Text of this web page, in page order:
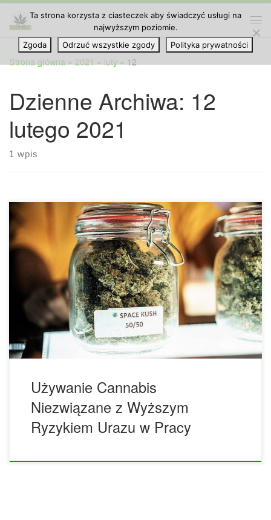
Przejdź do treści
Strona główna » 2021 » luty » 12
Dzienne Archiwa: 12
lutego 2021
1 wpis
Badanie: Używanie cannabis w ubiegłym roku nie było
związane z wyższym ryzykiem wystąpienia urazu w miejscu
pracy. Według danych opublikowanych w czasopiśmie
Occupational Medicine osoby, które zażywały konopie
indyjskie w ciągu ostatniego roku, nie były bardziej
narażone na jakiekolwiek ryzyko w miejscu pracy niż osoby
nie stosujące marihuany. Zespół naukowców z Wydziału
Medycyny Pracy Uniwersytetu w Toronto ocenił związek
między […]
Używanie Cannabis
Niezwiązane z Wyższym
Ryzykiem Urazu w Pracy
Ta strona korzysta z ciasteczek aby świadczyć usługi na
najwyższym poziomie.
Zgoda
Odrzuć wszystkie zgody Polityka prywatności